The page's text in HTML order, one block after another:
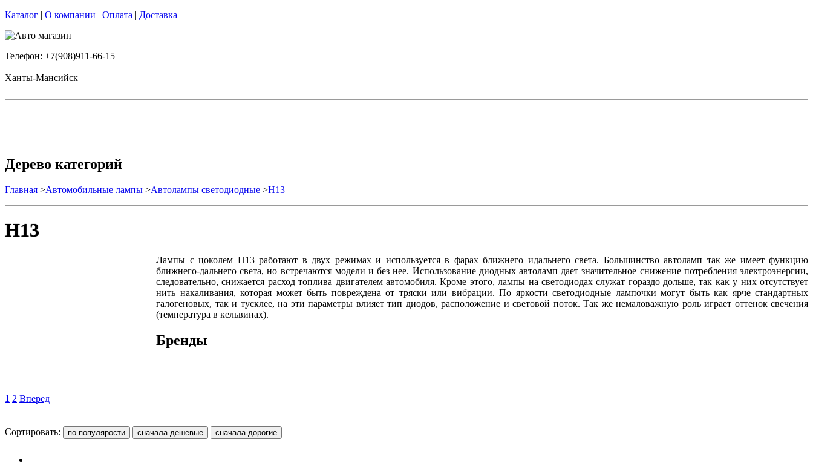
Каталог | О компании | Оплата | Доставка
Телефон: +7(908)911-66-15
Ханты-Мансийск
Дерево категорий
Главная >Автомобильные лампы >Автолампы светодиодные >H13
H13
Лампы с цоколем H13 работают в двух режимах и используется в фарах ближнего идальнего света. Большинство автоламп так же имеет функцию
ближнего-дальнего света, но встречаются модели и без нее. Использование диодных автоламп дает значительное снижение потребления электроэнергии,
следовательно, снижается расход топлива двигателем автомобиля. Кроме этого, лампы на светодиодах служат гораздо дольше, так как у них отсутствует
нить накаливания, которая может быть повреждена от тряски или вибрации. По яркости светодиодные лампочки могут быть как ярче стандартных
галогеновых, так и тусклее, на эти параметры влияет тип диодов, расположение и световой поток. Так же немаловажную роль играет оттенок свечения
(температура в кельвинах).
Бренды
1 2 Вперед
Сортировать: